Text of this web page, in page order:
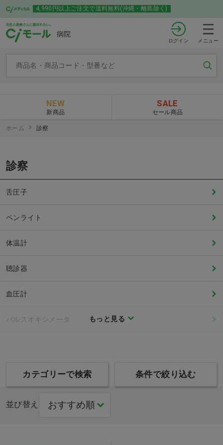
4,990円以上ご注文で送料無料(沖縄・離島除く)
病院
ログイン メニュー
NEW
新商品
SALE
セール商品
ホーム 診察
診察
舌圧子
ペンライト
体温計
聴診器
血圧計
パルスオキシメータ もっと見る
カテゴリーで検索 条件で絞り込む
並び替え